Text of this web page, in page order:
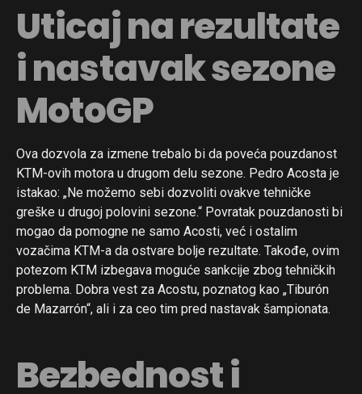
Uticaj na rezultate
i nastavak sezone
MotoGP
Ova dozvola za izmene trebalo bi da poveća pouzdanost
KTM-ovih motora u drugom delu sezone. Pedro Acosta je
istakao: „Ne možemo sebi dozvoliti ovakve tehničke
greške u drugoj polovini sezone.“ Povratak pouzdanosti bi
mogao da pomogne ne samo Acosti, već i ostalim
vozačima KTM-a da ostvare bolje rezultate. Takođe, ovim
potezom KTM izbegava moguće sankcije zbog tehničkih
problema. Dobra vest za Acostu, poznatog kao „Tiburón
de Mazarrón“, ali i za ceo tim pred nastavak šampionata.
Bezbednost i